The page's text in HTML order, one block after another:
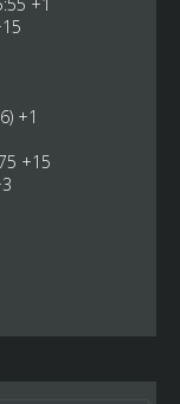
+1
+15